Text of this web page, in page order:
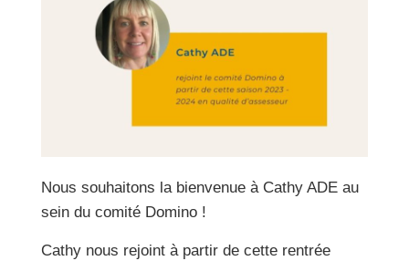
Nous souhaitons la bienvenue à Cathy ADE au
sein du comité Domino !
Cathy nous rejoint à partir de cette rentrée